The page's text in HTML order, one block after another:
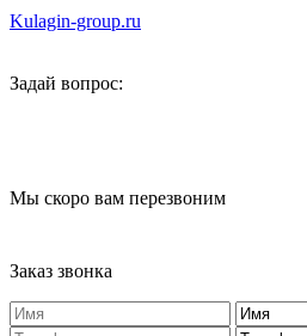
Kulagin-group.ru
Задай вопрос:
Мы скоро вам перезвоним
Заказ звонка